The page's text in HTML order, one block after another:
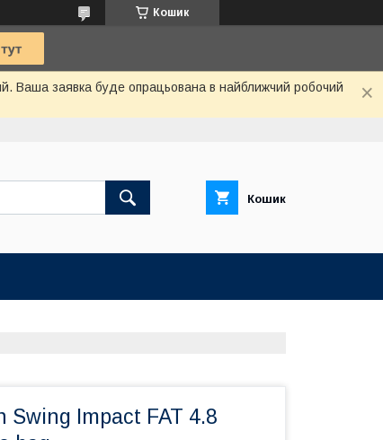
Кошик
Ваша заявка буде опрацьована в найближчий робочий
Кошик
Swing Impact FAT 4.8